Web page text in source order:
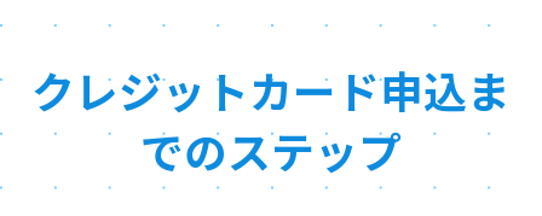
クレジットカード申込ま
でのステップ